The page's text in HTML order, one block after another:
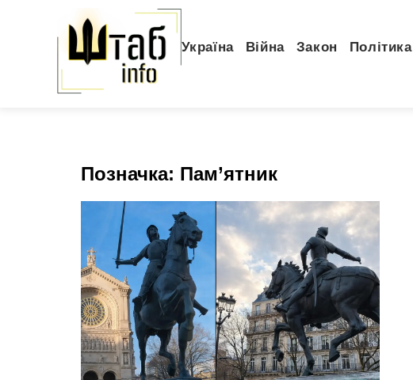
Україна Війна Закон Політика
Позначка: Пам’ятник